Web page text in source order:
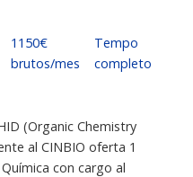
1150€
brutos/mes
Tempo
completo
(Organic Chemistry
al CINBIO oferta 1
con cargo al